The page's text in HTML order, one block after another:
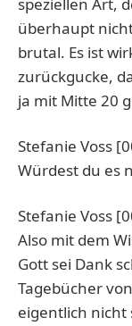
speziellen Art,
überhaupt
brutal. Es ist
zurückgucke,
ja mit Mitte 20
Stefanie Voss
Würdest du es
Stefanie Voss
Also mit dem
Gott sei Dank
Tagebücher
eigentlich nicht